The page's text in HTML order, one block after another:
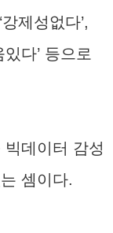
강제성없다’,
있다’ 등으로
데이터 감성
셈이다.